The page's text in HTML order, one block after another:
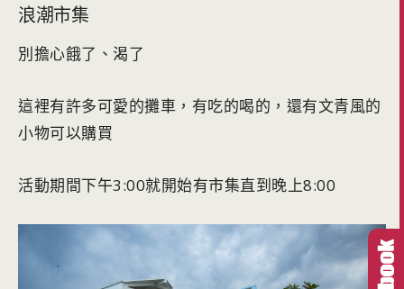
浪潮市集
別擔心餓了、渴了
這裡有許多可愛的攤車，有吃的喝的，還有文青風的
小物可以購買
活動期間下午3:00就開始有市集直到晚上8:00